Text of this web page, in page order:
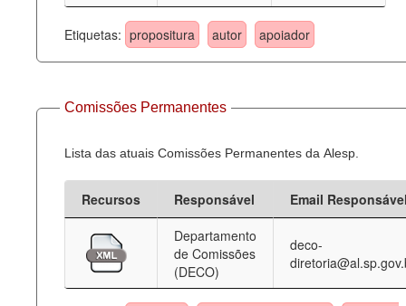
Agenda
Perguntas frequentes
Contato
Etiquetas: propositura autor apoiador
Comissões Permanentes
Lista das atuais Comissões Permanentes da Alesp.
Recursos Responsável
Email
Departamento
de Comissões
(DECO)
deco-